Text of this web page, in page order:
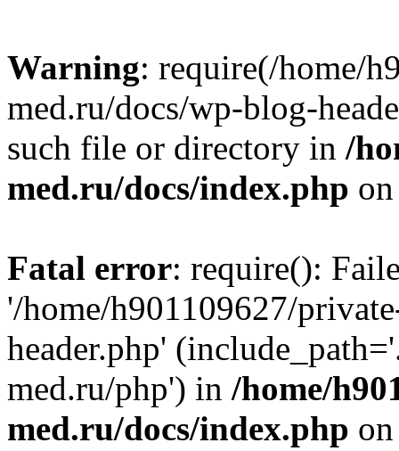
Warning: require(/home/
med.ru/docs/wp-blog-
such file or directory in /
med.ru/docs/index.php
Fatal error: require():
'/home/h901109627/
header.php'
med.ru/php') in /home/
med.ru/docs/index.php